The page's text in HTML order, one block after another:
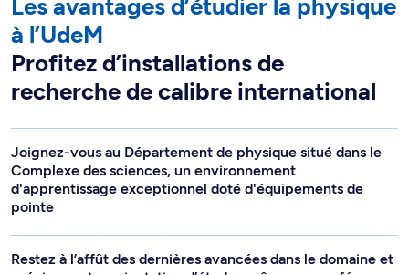
Les avantages d’étudier la physique
à l’UdeM
Profitez d’installations de
recherche de calibre international
Joignez-vous au Département de physique situé dans le
Complexe des sciences, un environnement
d'apprentissage exceptionnel doté d'équipements de
pointe
Restez à l’affût des dernières avancées dans le domaine et